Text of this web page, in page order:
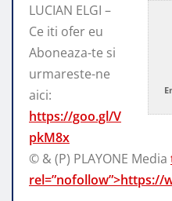
LUCIAN ELGI –
Ce iti ofer eu
Aboneaza-te si
urmareste-ne
aici:
https://goo.gl/V
pkM8x
© & (P) PLAYONE Media
rel=”nofollow”>https://